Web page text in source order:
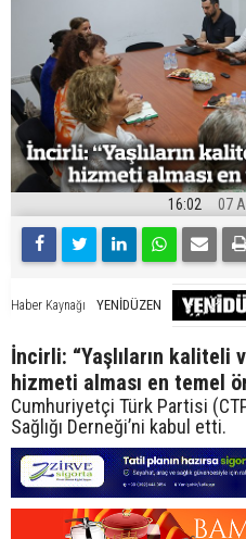
16:02 07
Haber Kaynağı YENİDÜZEN
İncirli: “Yaşlıların kaliteli
hizmeti alması en temel
Cumhuriyetçi Türk Partisi
Sağlığı Derneği’ni kabul etti.